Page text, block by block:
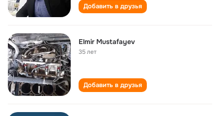
Добавить в друзья
Elmir Mustafayev
35 лет
Добавить в друзья